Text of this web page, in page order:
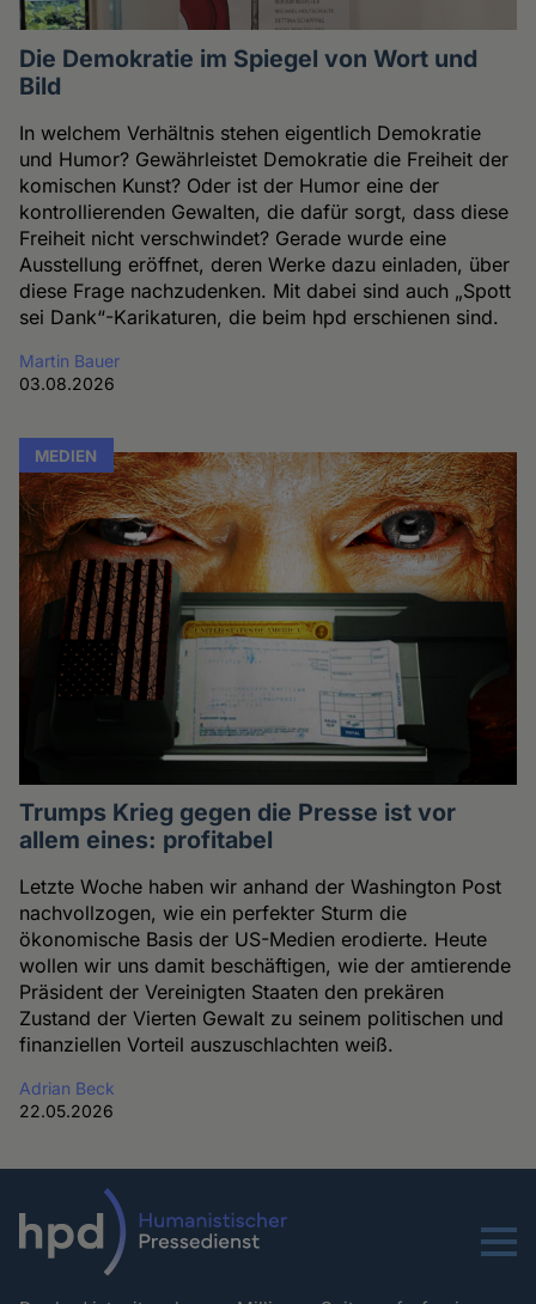
Die Demokratie im Spiegel von Wort und
Bild
In welchem Verhältnis stehen eigentlich Demokratie
und Humor? Gewährleistet Demokratie die Freiheit der
komischen Kunst? Oder ist der Humor eine der
kontrollierenden Gewalten, die dafür sorgt, dass diese
Freiheit nicht verschwindet? Gerade wurde eine
Ausstellung eröffnet, deren Werke dazu einladen, über
diese Frage nachzudenken. Mit dabei sind auch „Spott
sei Dank“-Karikaturen, die beim hpd erschienen sind.
Martin Bauer
03.08.2026
MEDIEN
Trumps Krieg gegen die Presse ist vor
allem eines: profitabel
Letzte Woche haben wir anhand der Washington Post
nachvollzogen, wie ein perfekter Sturm die
ökonomische Basis der US-Medien erodierte. Heute
wollen wir uns damit beschäftigen, wie der amtierende
Präsident der Vereinigten Staaten den prekären
Zustand der Vierten Gewalt zu seinem politischen und
finanziellen Vorteil auszuschlachten weiß.
Adrian Beck
22.05.2026
Menu